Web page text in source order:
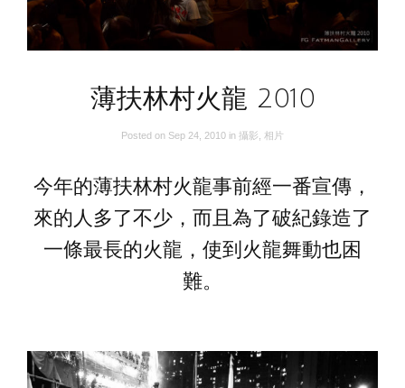
薄扶林村火龍 2010
Posted on Sep 24, 2010 in 攝影, 相片
今年的薄扶林村火龍事前經一番宣傳，
來的人多了不少，而且為了破紀錄造了
一條最長的火龍，使到火龍舞動也困
難。